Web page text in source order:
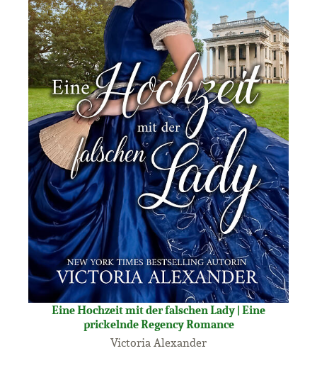
Eine Hochzeit mit der falschen Lady | Eine
prickelnde Regency Romance
Victoria Alexander